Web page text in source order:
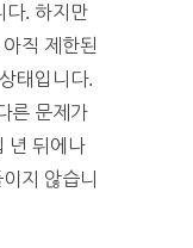
다. 하지만
직 제한된
태입니다.
른 문제가
년 뒤에나
지 않습니